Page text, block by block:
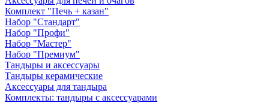
Комплект "Печь + казан"
Набор "Стандарт"
Набор "Профи"
Набор "Мастер"
Набор "Премиум"
Тандыры и аксессуары
Тандыры керамические
Аксессуары для тандыра
Комплекты: тандыры с аксессуарами